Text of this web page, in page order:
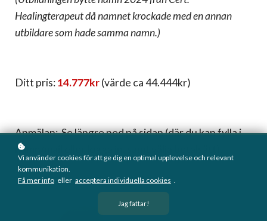
Healingterapeut då namnet krockade med en annan
utbildare som hade samma namn.)
Ditt pris:14.777kr(värde ca 44.444kr)
Anmälan: Se längre ned på sidan (där du kan fylla i
namn/mail eller logga in, samt välja betalsätt).
Vi använder cookies för att ge dig en optimal upplevelse och relevant
kommunikation.
Få mer info eller acceptera individuella cookies .
Jag fattar!